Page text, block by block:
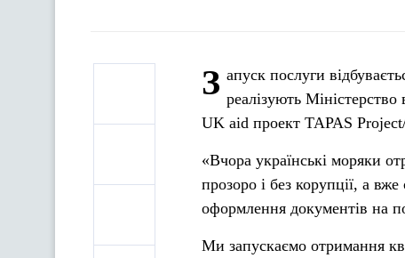
З апуск послуги
реалізують
UK aid проект TAPAS Project/
«Вчора українські моряки
прозоро і без корупції, а
оформлення документів на
Ми запускаємо отримання